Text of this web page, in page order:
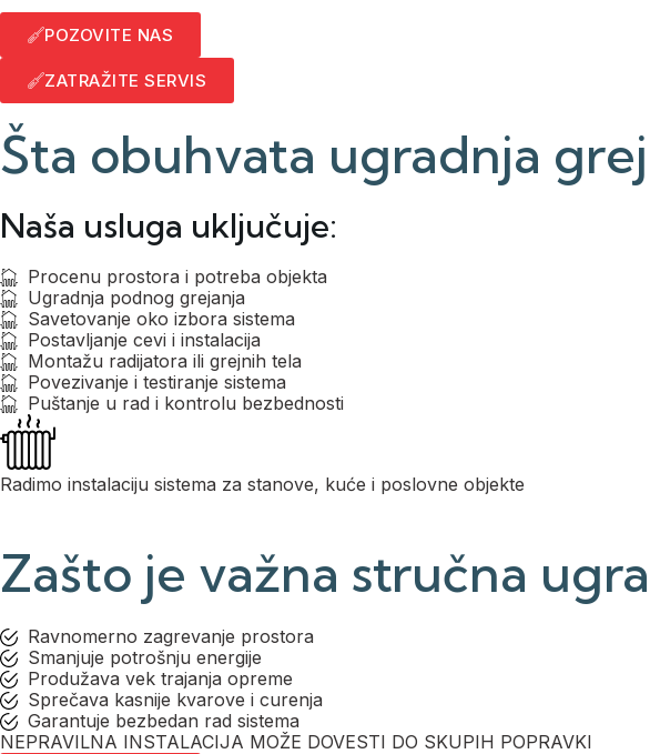
POZOVITE NAS
ZATRAŽITE SERVIS
Šta obuhvata ugradnja
Naša usluga uključuje:
Procenu prostora i potreba objekta
Ugradnja podnog grejanja
Savetovanje oko izbora sistema
Postavljanje cevi i instalacija
Montažu radijatora ili grejnih tela
Povezivanje i testiranje sistema
Puštanje u rad i kontrolu bezbednosti
Radimo instalaciju sistema za stanove, kuće i poslovne objekte
Zašto je važna stručna
Ravnomerno zagrevanje prostora
Smanjuje potrošnju energije
Produžava vek trajanja opreme
Sprečava kasnije kvarove i curenja
Garantuje bezbedan rad sistema
NEPRAVILNA INSTALACIJA MOŽE DOVESTI DO SKUPIH POPRAVKI